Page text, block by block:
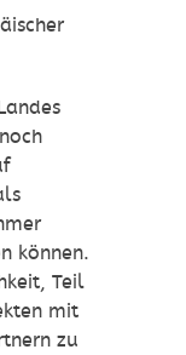
können.
Teil
mit
zu